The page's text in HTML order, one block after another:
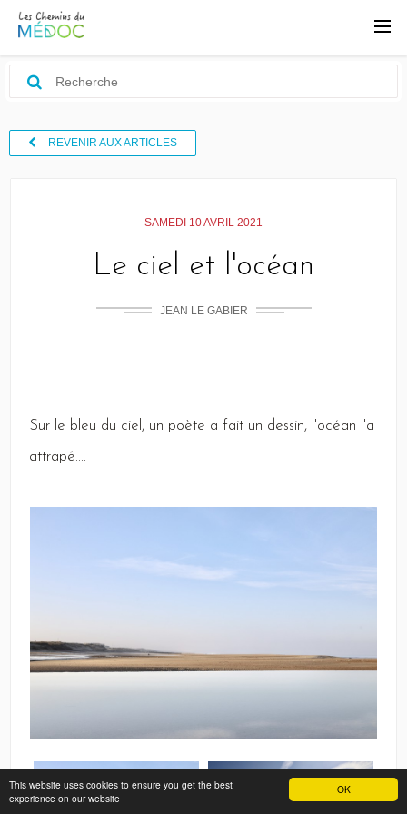
OK
This website uses cookies to ensure you get the best
experience on our website
REVENIR AUX ARTICLES
SAMEDI 10 AVRIL 2021
Le ciel et l'océan
JEAN LE GABIER
Sur le bleu du ciel, un poète a fait un dessin, l'océan l'a
attrapé....